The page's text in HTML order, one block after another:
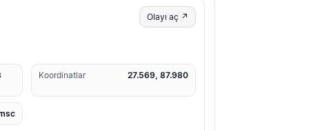
Olayı aç ↗
Koordinatlar 27.569, 87.980